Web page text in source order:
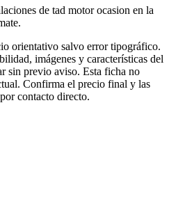
de tad motor ocasion en la
orientativo salvo error tipográfico.
imágenes y características del
sin previo aviso. Esta ficha no
Confirma el precio final y las
contacto directo.